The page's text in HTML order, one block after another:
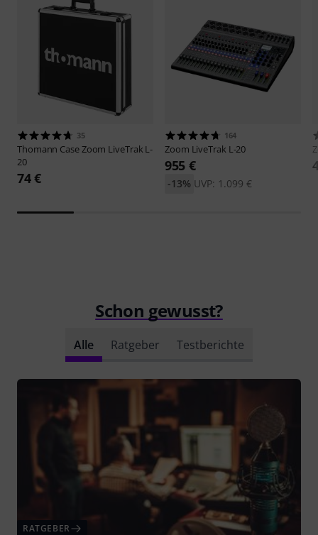
35
Thomann Case Zoom LiveTrak L-
20
74 €
164
Zoom LiveTrak L-20
955 €
UVP: 1.099 €
-13%
Schon gewusst?
Alle Ratgeber Testberichte
RATGEBER